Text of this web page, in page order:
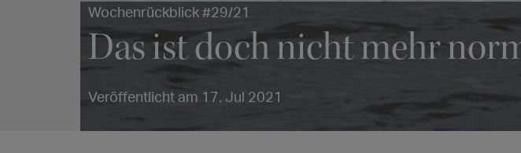
Wochenrückblick #29/21
Das ist doch nicht mehr
Veröffentlicht am 17. Jul 2021